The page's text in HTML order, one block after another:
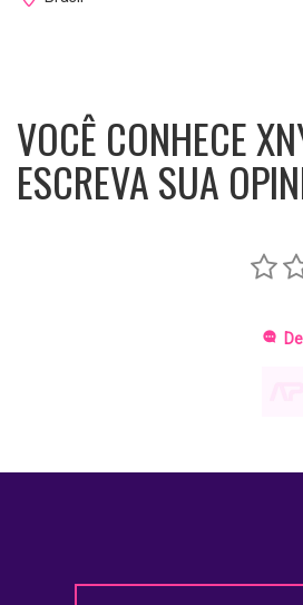
VOCÊ CONHECE
ESCREVA SUA